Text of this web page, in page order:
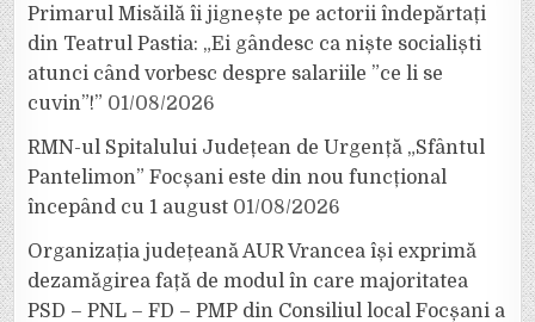
Primarul Misăilă îi jignește pe actorii îndepărtați
din Teatrul Pastia: „Ei gândesc ca niște socialiști
atunci când vorbesc despre salariile ”ce li se
cuvin”!” 01/08/2026
RMN-ul Spitalului Județean de Urgență „Sfântul
Pantelimon” Focșani este din nou funcțional
începând cu 1 august 01/08/2026
Organizația județeană AUR Vrancea își exprimă
dezamăgirea față de modul în care majoritatea
PSD – PNL – FD – PMP din Consiliul local Focșani a